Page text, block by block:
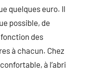
quelques euro. Il
possible, de
des
à chacun. Chez
à l’abri